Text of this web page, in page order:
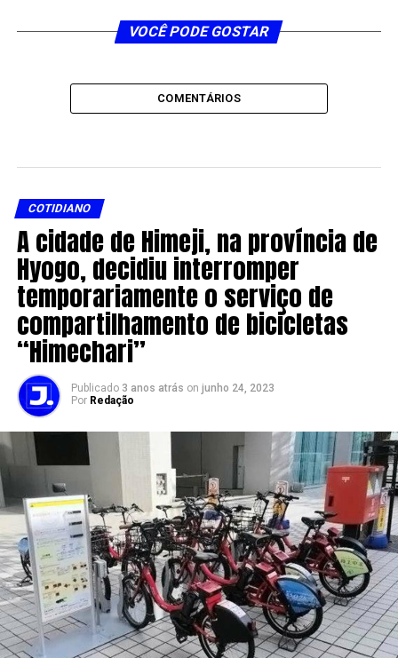
VOCÊ PODE GOSTAR
COMENTÁRIOS
COTIDIANO
A cidade de Himeji, na província de
Hyogo, decidiu interromper
temporariamente o serviço de
compartilhamento de bicicletas
“Himechari”
Publicado 3 anos atrás on junho 24, 2023
Por Redação